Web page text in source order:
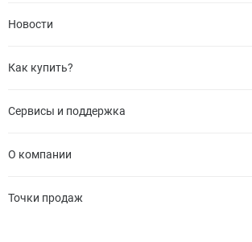
Новости
Как купить?
Сервисы и поддержка
О компании
Точки продаж